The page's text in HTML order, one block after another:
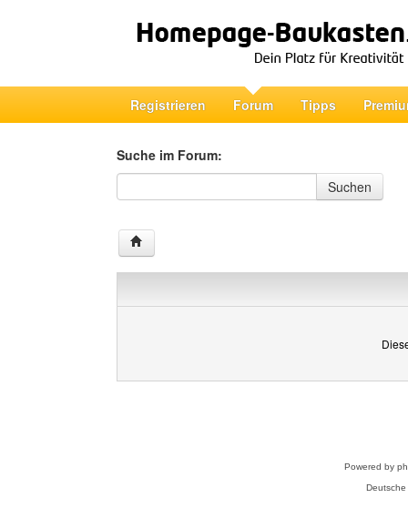
Registrieren Forum Tipps
Suche im Forum:
Suche im Forum
Suchen
Powered by